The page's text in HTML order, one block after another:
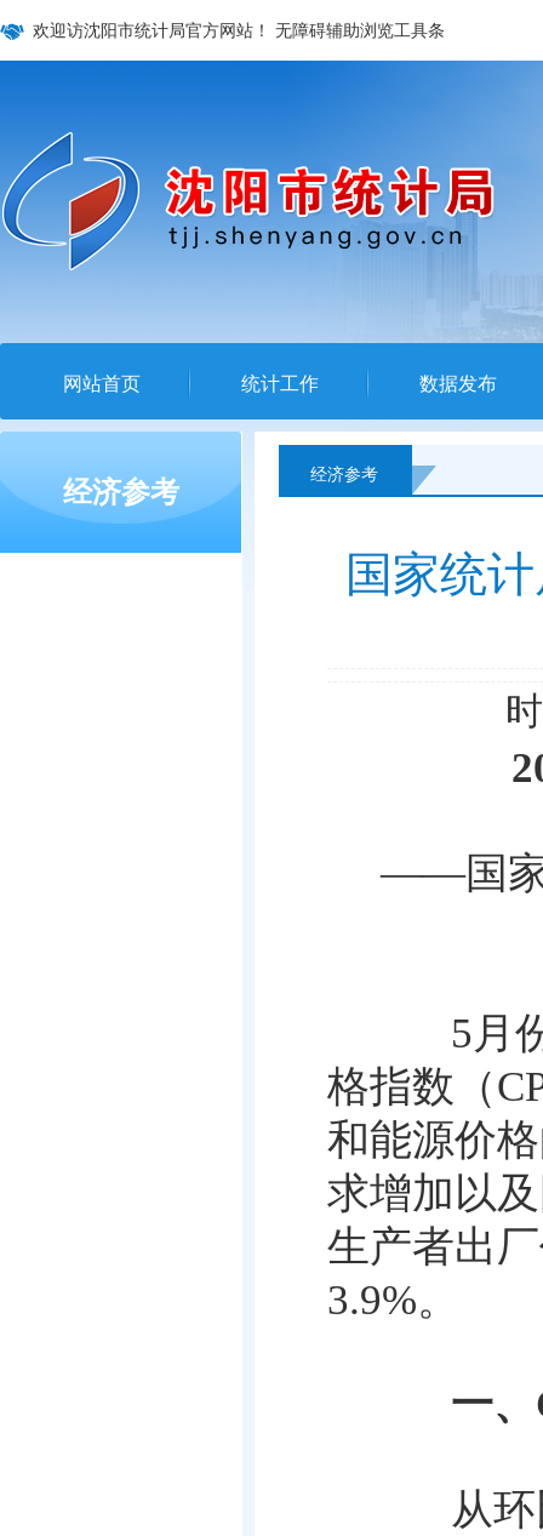
欢迎访沈阳市统计局官方网站！ 无障碍辅助浏览工具条
网站首页 统计工作 数据发布
经济参考
经济参考
国家统
——国家
5月
格指数（
和能源价
求增加以
生产者出
3.9%。
一、
从环